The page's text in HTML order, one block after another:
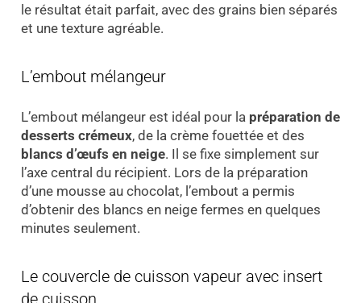
le résultat était parfait, avec des grains bien séparés
et une texture agréable.
L’embout mélangeur
L’embout mélangeur est idéal pour la préparation de
desserts crémeux, de la crème fouettée et des
blancs d’œufs en neige. Il se fixe simplement sur
l’axe central du récipient. Lors de la préparation
d’une mousse au chocolat, l’embout a permis
d’obtenir des blancs en neige fermes en quelques
minutes seulement.
Le couvercle de cuisson vapeur avec insert